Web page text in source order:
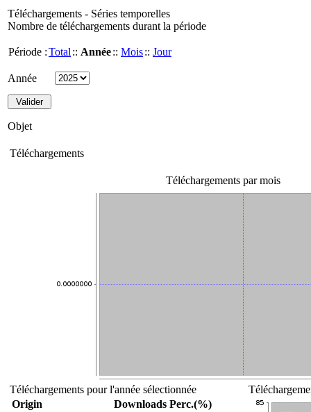
Téléchargements - Séries temporelles
Nombre de téléchargements durant la période
Période :Total :: Année:: Mois:: Jour
Année
Objet
Téléchargements
Téléchargements par mois
Téléchargements pour l'année sélectionnée
Origin
Downloads Perc.(%)